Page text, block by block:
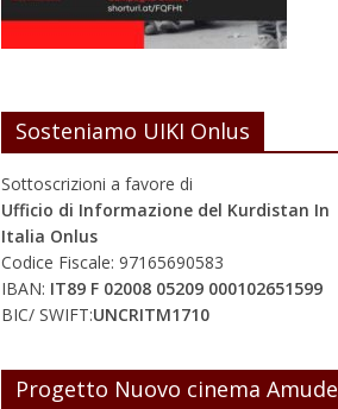
Sosteniamo UIKI Onlus
Sottoscrizioni a favore di
Ufficio di Informazione del Kurdistan In
Italia Onlus
Codice Fiscale: 97165690583
IBAN: IT89 F 02008 05209 000102651599
BIC/ SWIFT:UNCRITM1710
Progetto Nuovo cinema Amude